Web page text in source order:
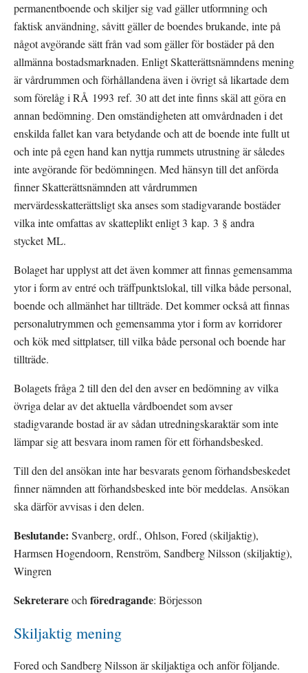
permanentboende och skiljer sig vad gäller utformning och
faktisk användning, såvitt gäller de boendes brukande, inte på
något avgörande sätt från vad som gäller för bostäder på den
allmänna bostadsmarknaden. Enligt Skatterättsnämndens mening
är vårdrummen och förhållandena även i övrigt så likartade dem
som förelåg i RÅ 1993 ref. 30 att det inte finns skäl att göra en
annan bedömning. Den omständigheten att omvårdnaden i det
enskilda fallet kan vara betydande och att de boende inte fullt ut
och inte på egen hand kan nyttja rummets utrustning är således
inte avgörande för bedömningen. Med hänsyn till det anförda
finner Skatterätts­nämnden att vårdrummen
mervärdesskatterättsligt ska anses som stadigvarande bostäder
vilka inte omfattas av skatteplikt enligt 3 kap. 3 § andra
stycket ML.
Bolaget har upplyst att det även kommer att finnas gemensamma
ytor i form av entré och träffpunktslokal, till vilka både personal,
boende och allmänhet har tillträde. Det kommer också att finnas
personalutrymmen och gemensamma ytor i form av korridorer
och kök med sittplatser, till vilka både personal och boende har
tillträde.
Bolagets fråga 2 till den del den avser en bedömning av vilka
övriga delar av det aktuella vårdboendet som avser
stadigvarande bostad är av sådan utredningskaraktär som inte
lämpar sig att besvara inom ramen för ett förhandsbesked.
Till den del ansökan inte har besvarats genom förhandsbeskedet
finner nämnden att förhandsbesked inte bör meddelas. Ansökan
ska därför avvisas i den delen.
Beslutande: Svanberg, ordf., Ohlson, Fored (skiljaktig),
Harmsen Hogendoorn, Renström, Sandberg Nilsson (skiljaktig),
Wingren
Sekreterare och föredragande: Börjesson
Skiljaktig mening
Fored och Sandberg Nilsson är skiljaktiga och anför följande.